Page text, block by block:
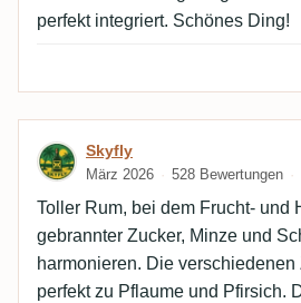
geschmacklich kein Agricole,
Melasse-Rum (es soll ja
perfekt integriert. Schönes Ding!
Bewertung von Skyfly
Skyfly
März 2026 528 Bewertungen
Toller Rum, bei dem Frucht- und
gebrannter Zucker, Minze und
harmonieren. Die
perfekt zu Pflaume und Pfirsich.